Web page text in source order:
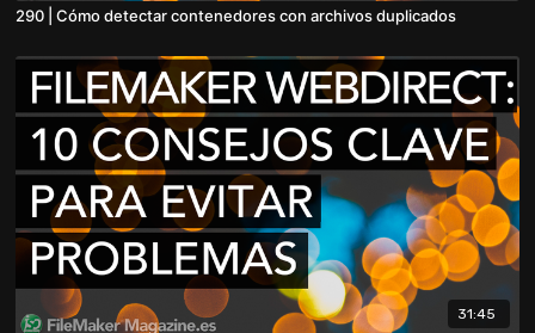
290 | Cómo detectar contenedores con archivos duplicados
31:45